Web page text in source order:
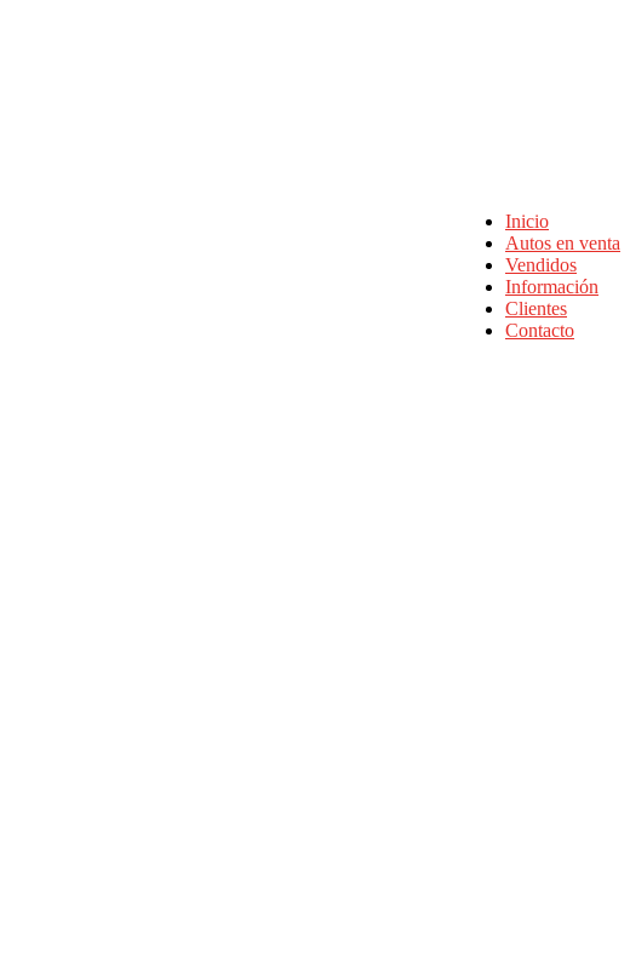
Inicio
Autos en venta
Vendidos
Información
Clientes
Contacto